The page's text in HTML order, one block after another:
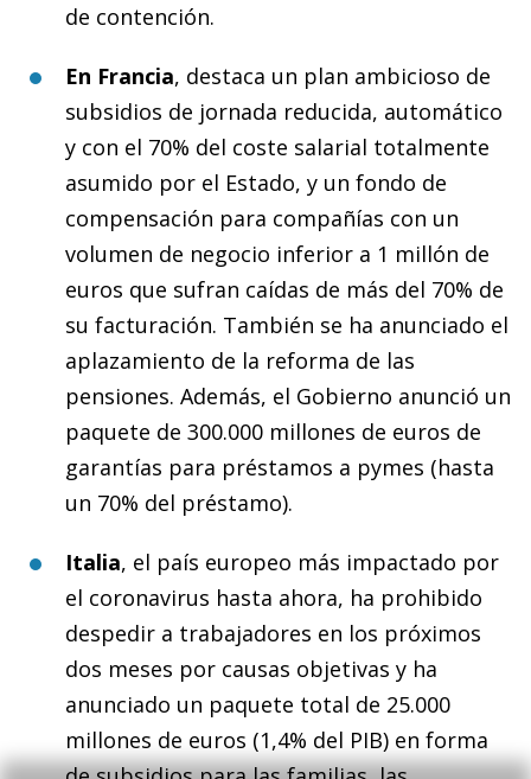
de contención.
En Francia, destaca un plan ambicioso de
subsidios de jornada reducida, automático
y con el 70% del coste salarial totalmente
asumido por el Estado, y un fondo de
compensación para compañías con un
volumen de negocio inferior a 1 millón de
euros que sufran caídas de más del 70% de
su facturación. También se ha anunciado el
aplazamiento de la reforma de las
pensiones. Además, el Gobierno anunció un
paquete de 300.000 millones de euros de
garantías para préstamos a pymes (hasta
un 70% del préstamo).
Italia, el país europeo más impactado por
el coronavirus hasta ahora, ha prohibido
despedir a trabajadores en los próximos
dos meses por causas objetivas y ha
anunciado un paquete total de 25.000
millones de euros (1,4% del PIB) en forma